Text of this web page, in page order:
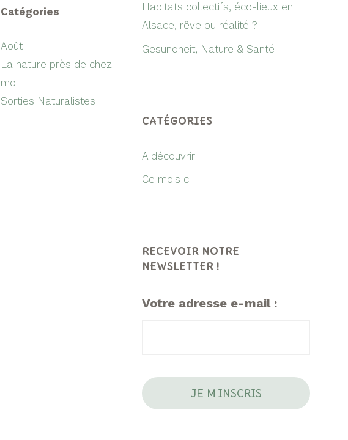
Catégories
Août
La nature près de chez
moi
Sorties Naturalistes
Habitats collectifs, éco-lieux en
Alsace, rêve ou réalité ?
Gesundheit, Nature & Santé
CATÉGORIES
A découvrir
Ce mois ci
RECEVOIR NOTRE
NEWSLETTER !
Votre adresse e-mail :